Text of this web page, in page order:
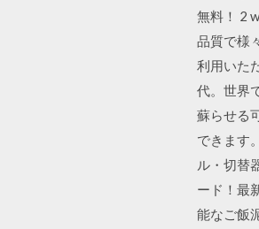
無料！ 2
品質で様
利用いた
代。世界
蘇らせる
できます
ル・切替
ード！最
能なご飯